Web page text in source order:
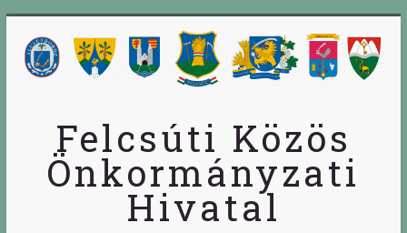
Felcsúti Közös
Önkormányzati
Hivatal